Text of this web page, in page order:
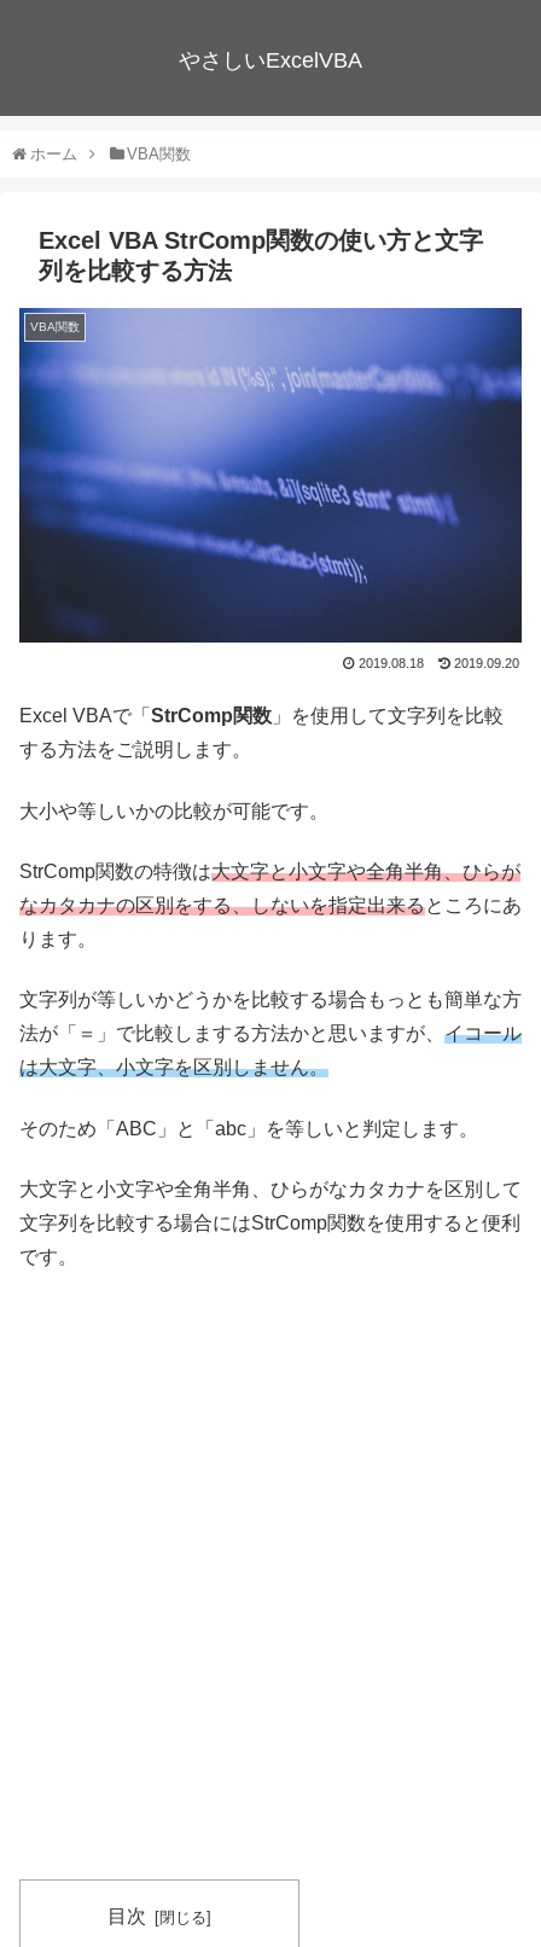
やさしいExcelVBA
ホーム VBA関数
Excel VBA StrComp関数の使い方と文字
列を比較する方法
VBA関数
2019.09.20
2019.08.18
Excel VBAで「 StrComp関数 」を使用して文字列を比較
する方法をご説明します。
大小や等しいかの比較が可能です。
StrComp関数の特徴は大文字と小文字や全角半角、ひらが
なカタカナの区別をする、しないを指定出来るところにあ
ります。
文字列が等しいかどうかを比較する場合もっとも簡単な方
法が「＝」で比較しまする方法かと思いますが、 イコール
は大文字、小文字を区別しません。
そのため「ABC」と「abc」を等しいと判定します。
大文字と小文字や全角半角、ひらがなカタカナを区別して
文字列を比較する場合にはStrComp関数を使用すると便利
です。
目次